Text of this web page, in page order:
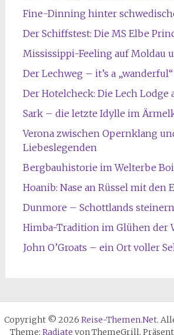
Fine-Dinning hinter
Der Schiffstest: Die MS Elbe
Mississippi-Feeling auf Moldau
Der Lechweg – it’s a
Der Hotelcheck: Die Lech Lodge
Sark – die letzte Idylle im
Verona zwischen Opernklang
Liebeslegenden
Bergbauhistorie im Welterbe
Hoanib: Nase an Rüssel mit den
Dunmore – Schottlands
Himba-Tradition im Glühen der
John O’Groats – ein Ort voller
Copyright © 2026 Reise-Themen.Net.
Theme: Radiate von ThemeGrill.